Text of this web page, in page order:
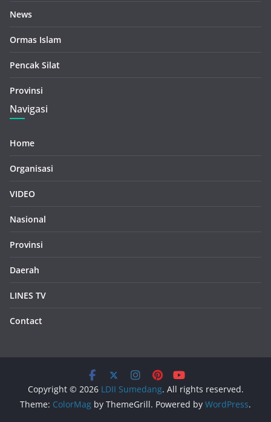
News
Ormas Islam
Pencak Silat
Provinsi
Navigasi
Home
Organisasi
VIDEO
Nasional
Provinsi
Daerah
LINES TV
Contact
Copyright © 2026 LDII Sumedang. All rights reserved.
Theme: ColorMag by ThemeGrill. Powered by WordPress.